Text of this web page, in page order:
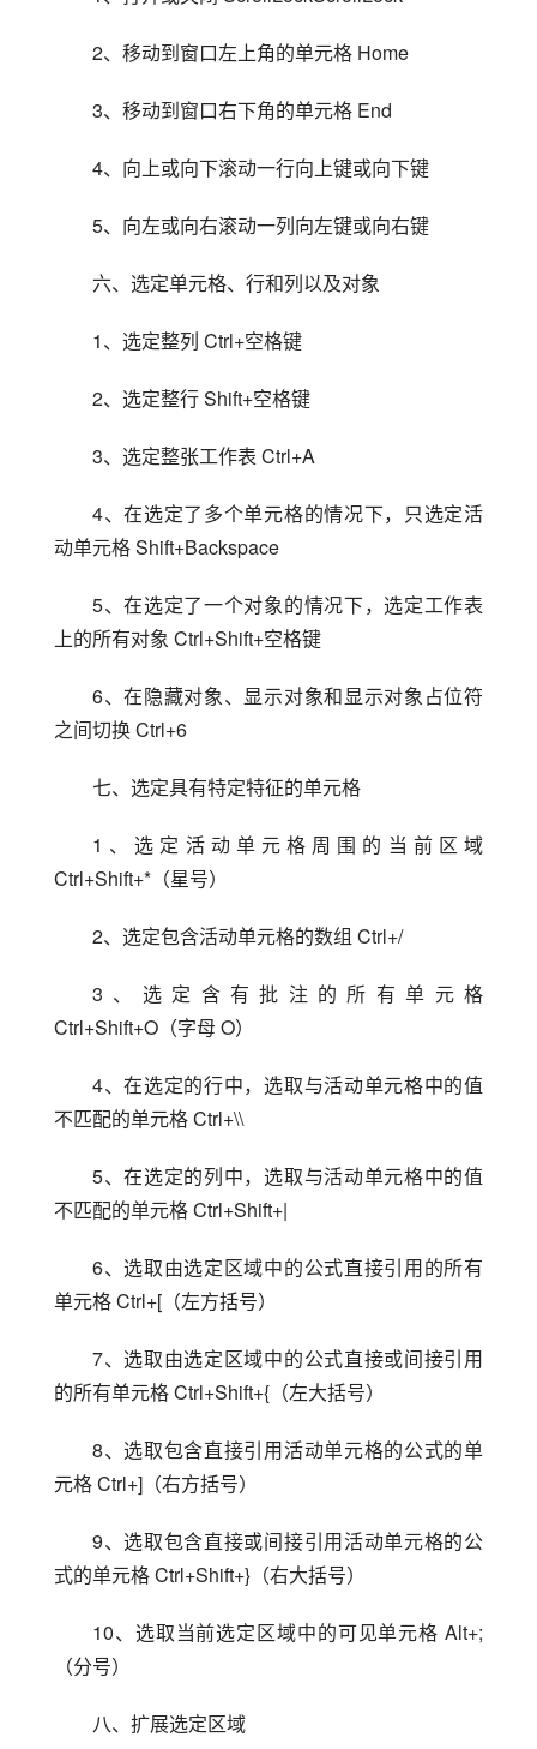
2、移动到窗口左上角的单元格 Home
3、移动到窗口右下角的单元格 End
4、向上或向下滚动一行向上键或向下键
5、向左或向右滚动一列向左键或向右键
六、选定单元格、行和列以及对象
1、选定整列 Ctrl+空格键
2、选定整行 Shift+空格键
3、选定整张工作表 Ctrl+A
4、在选定了多个单元格的情况下，只选定活
动单元格 Shift+Backspace
5、在选定了一个对象的情况下，选定工作表
上的所有对象 Ctrl+Shift+空格键
6、在隐藏对象、显示对象和显示对象占位符
之间切换 Ctrl+6
七、选定具有特定特征的单元格
1、选定活动单元格周围的当前区域
Ctrl+Shift+*（星号）
2、选定包含活动单元格的数组 Ctrl+/
3、选定含有批注的所有单元格
Ctrl+Shift+O（字母 O）
4、在选定的行中，选取与活动单元格中的值
不匹配的单元格 Ctrl+\\
5、在选定的列中，选取与活动单元格中的值
不匹配的单元格 Ctrl+Shift+|
6、选取由选定区域中的公式直接引用的所有
单元格 Ctrl+[（左方括号）
7、选取由选定区域中的公式直接或间接引用
的所有单元格 Ctrl+Shift+{（左大括号）
8、选取包含直接引用活动单元格的公式的单
元格 Ctrl+]（右方括号）
9、选取包含直接或间接引用活动单元格的公
式的单元格 Ctrl+Shift+}（右大括号）
10、选取当前选定区域中的可见单元格 Alt+;
（分号）
八、扩展选定区域